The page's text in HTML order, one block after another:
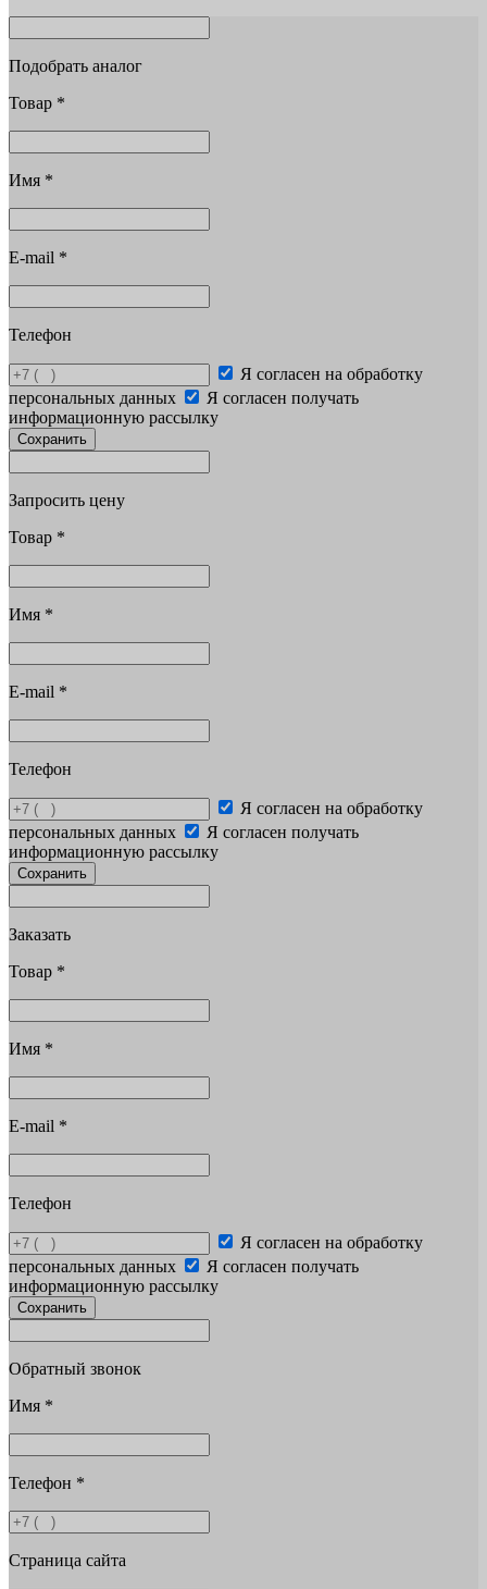
Подобрать аналог
Товар *
Имя *
E-mail *
Телефон
Я согласен на обработку
персональных данных
Я согласен получать
информационную рассылку
Сохранить
Запросить цену
Товар *
Имя *
E-mail *
Телефон
Я согласен на обработку
персональных данных
Я согласен получать
информационную рассылку
Сохранить
Заказать
Товар *
Имя *
E-mail *
Телефон
Я согласен на обработку
персональных данных
Я согласен получать
информационную рассылку
Сохранить
Обратный звонок
Имя *
Телефон *
Страница сайта